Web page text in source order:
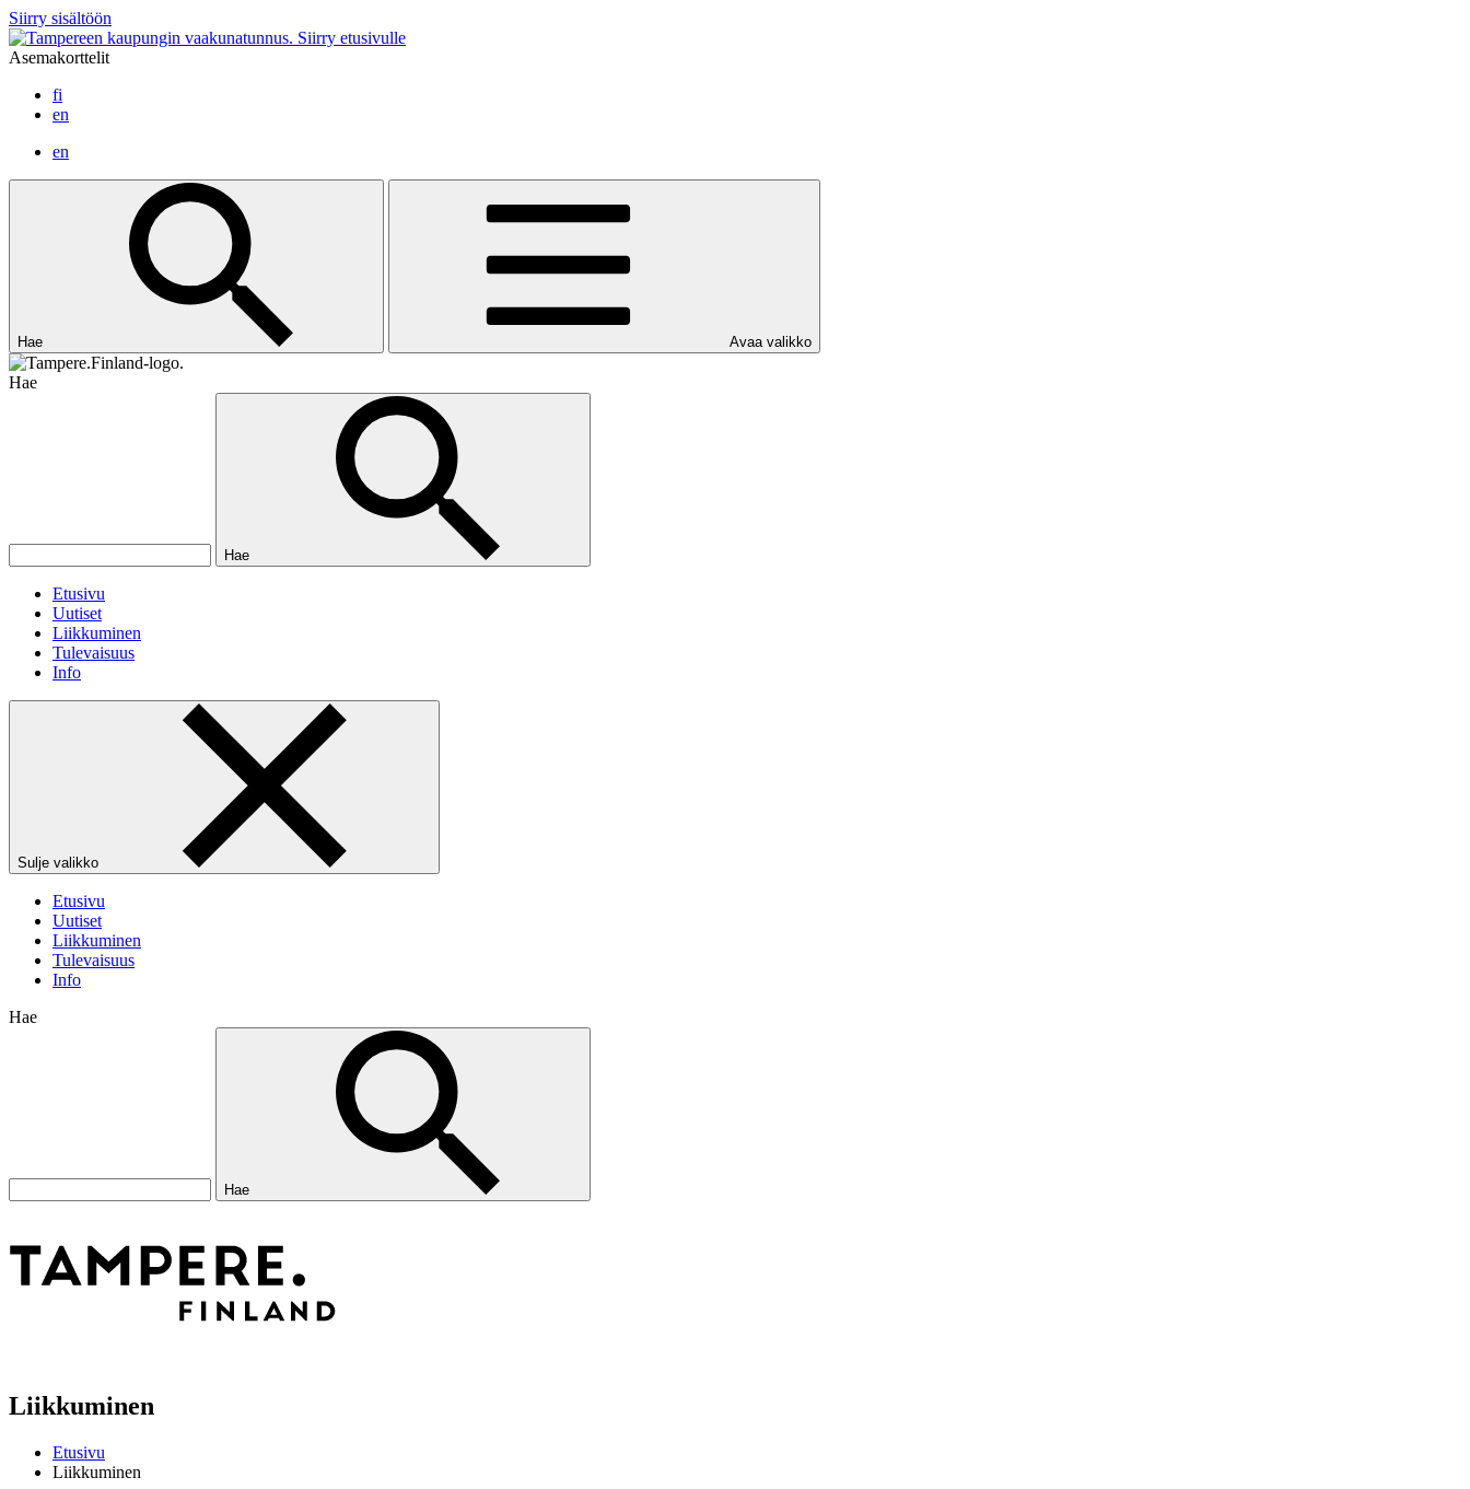
Siirry sisältöön
Siirry etusivulle
Asemakorttelit
fi
en
en
Hae Avaa valikko
Hae
Hae
Etusivu
Uutiset
Liikkuminen
Tulevaisuus
Info
Sulje valikko
Etusivu
Uutiset
Liikkuminen
Tulevaisuus
Info
Hae
Hae
Liikkuminen
Etusivu
Liikkuminen